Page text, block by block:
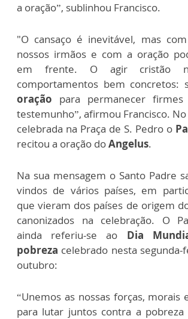
a oração”, sublinhou Francisco.
"O cansaço é inevitável, mas
nossos irmãos e com a oração
em frente. O agir cristão
comportamentos bem concretos:
oração para permanecer
testemunho”, afirmou Francisco.
celebrada na Praça de S. Pedro o
recitou a oração doAngelus.
Na sua mensagem o Santo Padre
vindos de vários países, em
que vieram dos países de origem
canonizados na celebração. O
ainda referiu-se ao Dia
pobreza celebrado nesta segunda-
outubro:
“Unemos as nossas forças, morais
para lutar juntos contra a pobreza